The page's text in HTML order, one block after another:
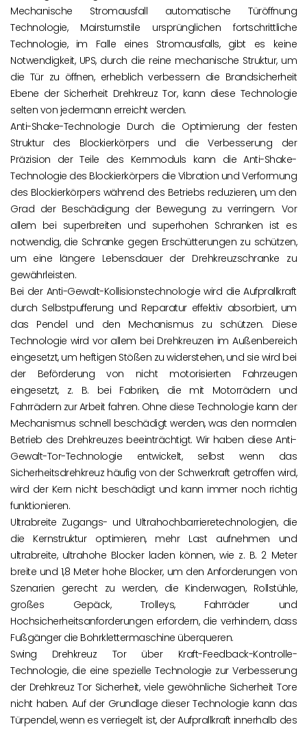
Mechanische Stromausfall automatische Türöffnung
Technologie, Mairsturnstile ursprünglichen fortschrittliche
Technologie, im Falle eines Stromausfalls, gibt es keine
Notwendigkeit, UPS, durch die reine mechanische Struktur, um
die Tür zu öffnen, erheblich verbessern die Brandsicherheit
Ebene der Sicherheit Drehkreuz Tor, kann diese Technologie
selten von jedermann erreicht werden.
Anti-Shake-Technologie Durch die Optimierung der festen
Struktur des Blockierkörpers und die Verbesserung der
Präzision der Teile des Kernmoduls kann die Anti-Shake-
Technologie des Blockierkörpers die Vibration und Verformung
des Blockierkörpers während des Betriebs reduzieren, um den
Grad der Beschädigung der Bewegung zu verringern. Vor
allem bei superbreiten und superhohen Schranken ist es
notwendig, die Schranke gegen Erschütterungen zu schützen,
um eine längere Lebensdauer der Drehkreuzschranke zu
gewährleisten.
Bei der Anti-Gewalt-Kollisionstechnologie wird die Aufprallkraft
durch Selbstpufferung und Reparatur effektiv absorbiert, um
das Pendel und den Mechanismus zu schützen. Diese
Technologie wird vor allem bei Drehkreuzen im Außenbereich
eingesetzt, um heftigen Stößen zu widerstehen, und sie wird bei
der Beförderung von nicht motorisierten Fahrzeugen
eingesetzt, z. B. bei Fabriken, die mit Motorrädern und
Fahrrädern zur Arbeit fahren. Ohne diese Technologie kann der
Mechanismus schnell beschädigt werden, was den normalen
Betrieb des Drehkreuzes beeinträchtigt. Wir haben diese Anti-
Gewalt-Tor-Technologie entwickelt, selbst wenn das
Sicherheitsdrehkreuz häufig von der Schwerkraft getroffen wird,
wird der Kern nicht beschädigt und kann immer noch richtig
funktionieren.
Ultrabreite Zugangs- und Ultrahochbarrieretechnologien, die
die Kernstruktur optimieren, mehr Last aufnehmen und
ultrabreite, ultrahohe Blocker laden können, wie z. B. 2 Meter
breite und 1,8 Meter hohe Blocker, um den Anforderungen von
Szenarien gerecht zu werden, die Kinderwagen, Rollstühle,
großes Gepäck, Trolleys, Fahrräder und
Hochsicherheitsanforderungen erfordern, die verhindern, dass
Fußgänger die Bohrklettermaschine überqueren.
Swing Drehkreuz Tor über Kraft-Feedback-Kontrolle-
Technologie, die eine spezielle Technologie zur Verbesserung
der Drehkreuz Tor Sicherheit, viele gewöhnliche Sicherheit Tore
nicht haben. Auf der Grundlage dieser Technologie kann das
Türpendel, wenn es verriegelt ist, der Aufprallkraft innerhalb des